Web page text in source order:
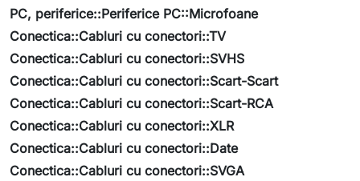
PC, periferice::Periferice PC::Microfoane
Conectica::Cabluri cu conectori::TV
Conectica::Cabluri cu conectori::SVHS
Conectica::Cabluri cu conectori::Scart-Scart
Conectica::Cabluri cu conectori::Scart-RCA
Conectica::Cabluri cu conectori::XLR
Conectica::Cabluri cu conectori::Date
Conectica::Cabluri cu conectori::SVGA